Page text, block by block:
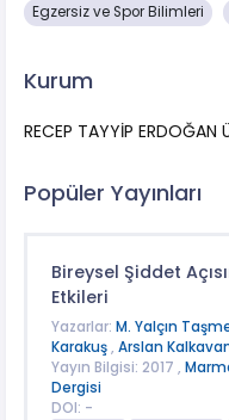
Egzersiz ve Spor Bilimleri
Kurum
RECEP TAYYİP ERDOĞAN
Popüler Yayınları
Bireysel Şiddet
Etkileri
Yazarlar: M. Yalçın
Karakuş, Arslan
Yayın Bilgisi: 2017 ,
Dergisi
DOI: -